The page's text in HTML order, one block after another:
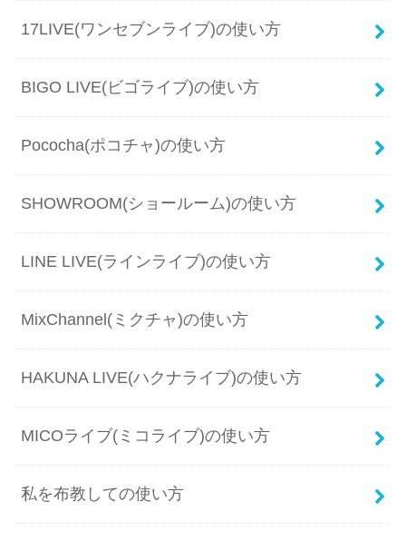
17LIVE(ワンセブンライブ)の使い方
BIGO LIVE(ビゴライブ)の使い方
Pococha(ポコチャ)の使い方
SHOWROOM(ショールーム)の使い方
LINE LIVE(ラインライブ)の使い方
MixChannel(ミクチャ)の使い方
HAKUNA LIVE(ハクナライブ)の使い方
MICOライブ(ミコライブ)の使い方
私を布教しての使い方